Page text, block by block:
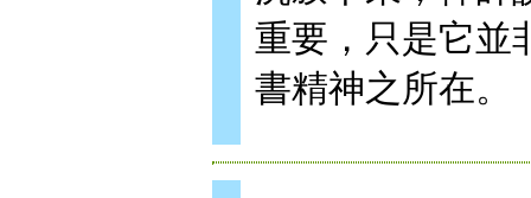
重要，只是它並
書精神之所在。